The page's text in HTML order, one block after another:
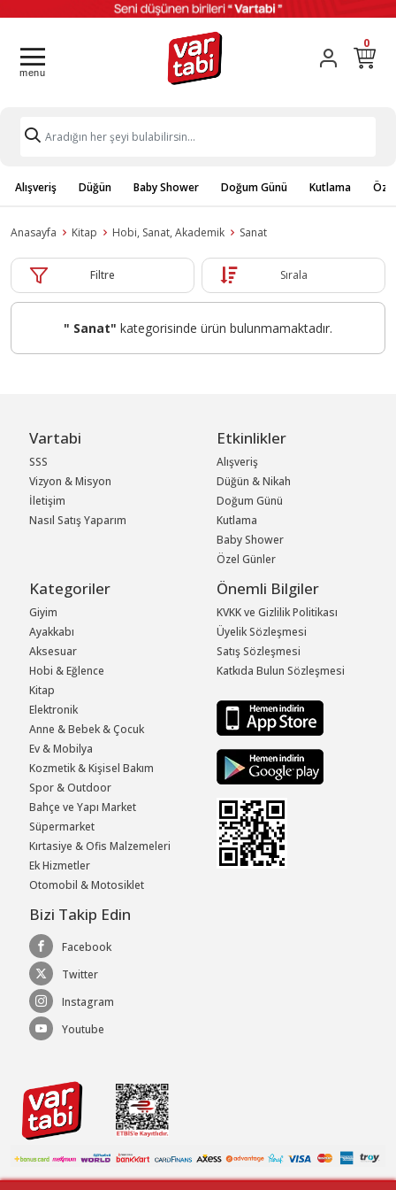
0
Alışveriş Düğün Baby Shower Doğum Günü Kutlama
Anasayfa Kitap Hobi, Sanat, Akademik Sanat
Filtre Sırala
" Sanat" kategorisinde ürün bulunmamaktadır.
Vartabi
SSS
Vizyon & Misyon
İletişim
Nasıl Satış Yaparım
Etkinlikler
Alışveriş
Düğün & Nikah
Doğum Günü
Kutlama
Baby Shower
Özel Günler
Kategoriler
Giyim
Ayakkabı
Aksesuar
Hobi & Eğlence
Kitap
Elektronik
Anne & Bebek & Çocuk
Ev & Mobilya
Kozmetik & Kişisel Bakım
Spor & Outdoor
Bahçe ve Yapı Market
Süpermarket
Kırtasiye & Ofis Malzemeleri
Ek Hizmetler
Otomobil & Motosiklet
Önemli Bilgiler
KVKK ve Gizlilik Politikası
Üyelik Sözleşmesi
Satış Sözleşmesi
Katkıda Bulun Sözleşmesi
Bizi Takip Edin
Facebook
Twitter
Instagram
Youtube